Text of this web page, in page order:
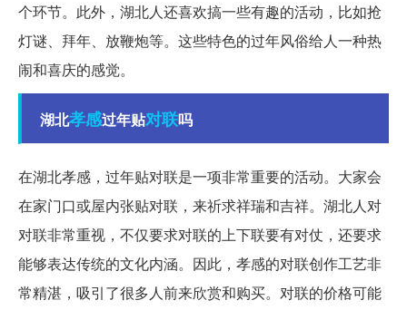
个环节。此外，湖北人还喜欢搞一些有趣的活动，比如抢
灯谜、拜年、放鞭炮等。这些特色的过年风俗给人一种热
闹和喜庆的感觉。
湖北孝感过年贴对联吗
在湖北孝感，过年贴对联是一项非常重要的活动。大家会
在家门口或屋内张贴对联，来祈求祥瑞和吉祥。湖北人对
对联非常重视，不仅要求对联的上下联要有对仗，还要求
能够表达传统的文化内涵。因此，孝感的对联创作工艺非
常精湛，吸引了很多人前来欣赏和购买。对联的价格可能